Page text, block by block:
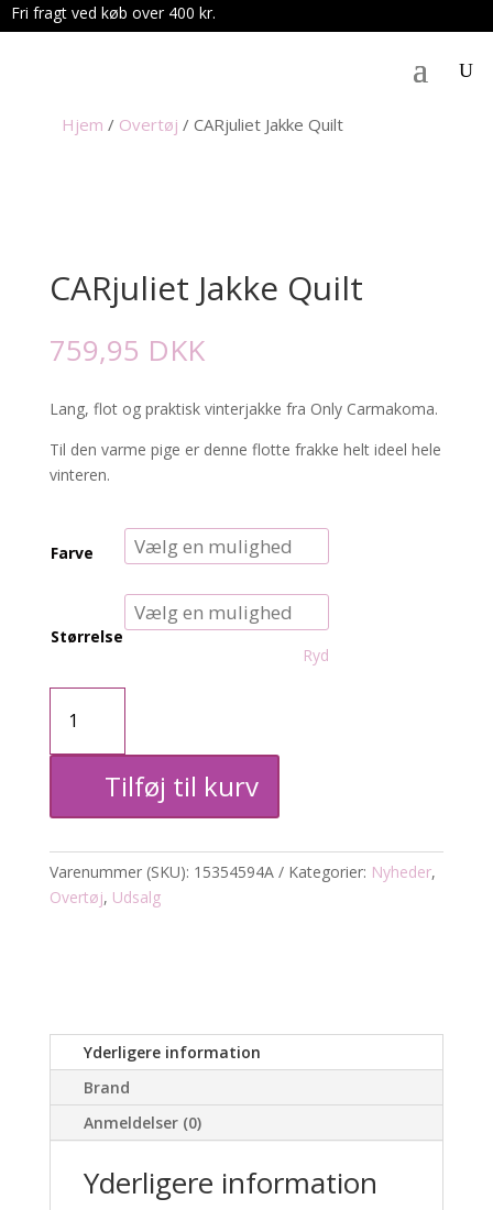
Fri fragt ved køb over 400 kr.
Hjem / Overtøj / CARjuliet Jakke Quilt
CARjuliet Jakke Quilt
759,95 DKK
Lang, flot og praktisk vinterjakke fra Only Carmakoma.
Til den varme pige er denne flotte frakke helt ideel hele
vinteren.
Farve
Størrelse
Ryd
CARjuliet
Jakke
antal
Tilføj til kurv
Varenummer (SKU): 15354594A Kategorier: Nyheder,
Overtøj, Udsalg
Yderligere information
Brand
Anmeldelser (0)
Yderligere information